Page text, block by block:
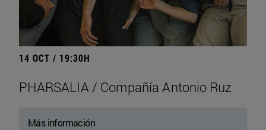
14 OCT / 19:30H
PHARSALIA / Compañía Antonio Ruz
Más información